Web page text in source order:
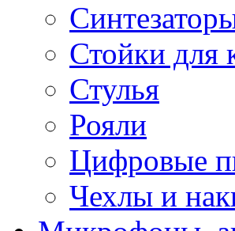
Стойки для
Стулья
Рояли
Цифровые
Чехлы и